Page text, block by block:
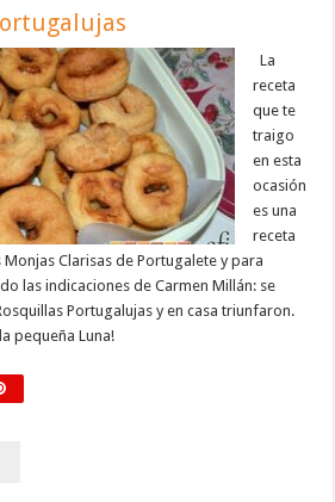
La
receta
que te
traigo
en esta
ocasión
es una
receta
Clarisas de Portugalete y para
las indicaciones de Carmen Millán: se
Portugalujas y en casa triunfaron.
pequeña Luna!